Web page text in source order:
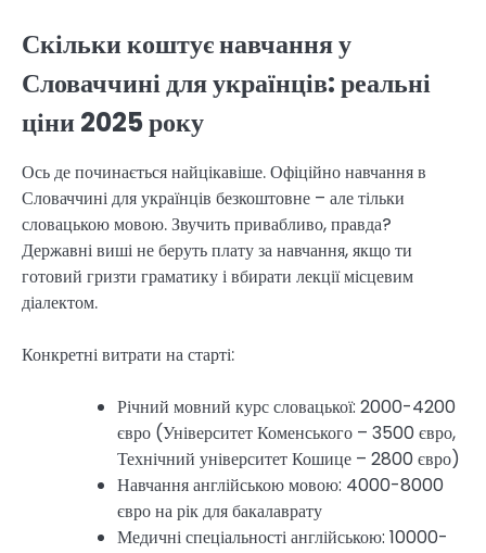
Скільки коштує навчання у
Словаччині для українців: реальні
ціни 2025 року
Ось де починається найцікавіше. Офіційно навчання в
Словаччині для українців безкоштовне – але тільки
словацькою мовою. Звучить привабливо, правда?
Державні виші не беруть плату за навчання, якщо ти
готовий гризти граматику і вбирати лекції місцевим
діалектом.
Конкретні витрати на старті:
Річний мовний курс словацької: 2000-4200
євро (Університет Коменського – 3500 євро,
Технічний університет Кошице – 2800 євро)
Навчання англійською мовою: 4000-8000
євро на рік для бакалаврату
Медичні спеціальності англійською: 10000-